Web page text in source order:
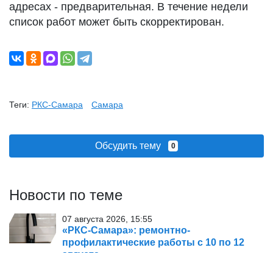
адресах - предварительная. В течение недели
список работ может быть скорректирован.
Теги: РКС-Самара Самара
Обсудить тему 0
Новости по теме
07 августа 2026, 15:55
«РКС-Самара»: ремонтно-
профилактические работы с 10 по 12